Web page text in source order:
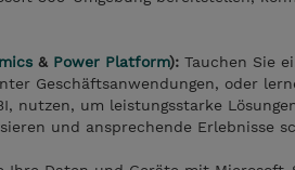
& Power Platform): Tauchen Sie
Geschäftsanwendungen, oder
nutzen, um leistungsstarke
und ansprechende Erlebnisse